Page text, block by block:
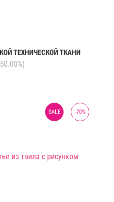
ТЕХНИЧЕСКОЙ ТКАНИ
-70%
SALE